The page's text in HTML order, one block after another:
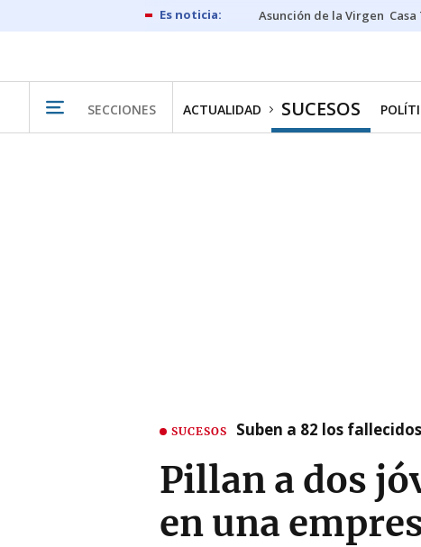
Asunción de la Virgen
SECCIONES ACTUALIDAD SUCESOS
SUCESOS Suben a 82 los
Pillan a dos
en una